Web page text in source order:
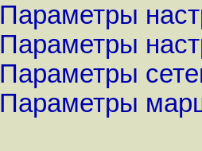
Параметры
Параметры
Параметры
Параметры